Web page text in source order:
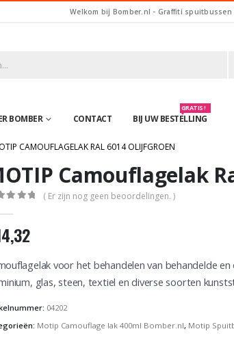
Welkom bij Bomber.nl - Graffiti
BOMBER CONTACT BIJ UW BESTELLING
GRATIS !
CAMOUFLAGELAK RAL 6014 OLIJFGROEN
Camouflagelak
( Er zijn nog geen beoordelingen. )
voor het behandelen van behandelde
glas, steen, textiel en diverse soorten
04202
Motip Camouflage lak 400ml Bomber.nl, Motip